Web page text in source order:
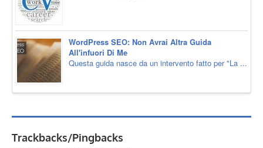
WordPress SEO: Non Avrai Altra Guida
All'infuori Di Me
Questa guida nasce da un intervento fatto per "La ...
Trackbacks/Pingbacks